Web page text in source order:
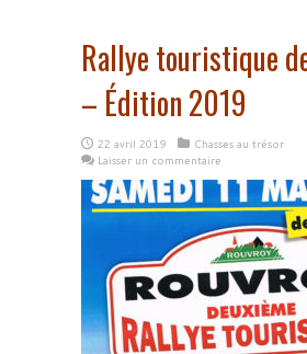
Rallye touristique
– Édition 2019
22 avril 2019
Chasses au trésor
Laisser un commentaire